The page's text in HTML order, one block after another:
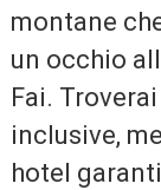
montane
un occhio
Fai.
inclusive,
hotel